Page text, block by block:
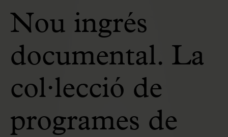
Nou ingrés
documental. La
col·lecció de
programes de